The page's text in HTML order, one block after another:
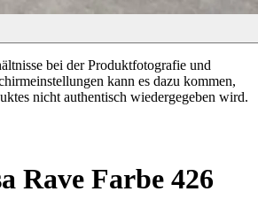
bei der Produktfotografie und
kann es dazu kommen,
nicht authentisch wiedergegeben wird.
Rave Farbe 426